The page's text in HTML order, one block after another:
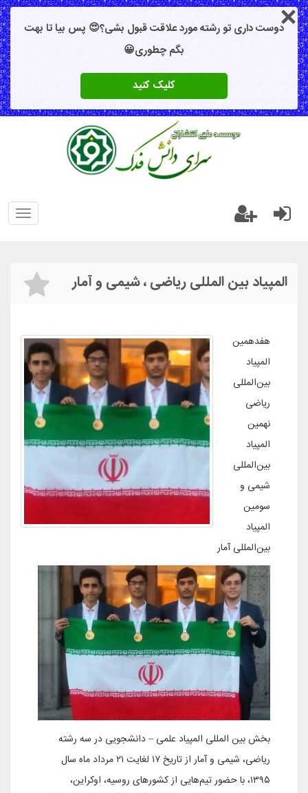
دوست داری تو رشته مورد علاقت قبول بشی؟😍 پس بیا تا بهت
بگم چطوری😀
کلیک کنید
المپیاد بین‌ المللی ریاضی ، شیمی و آمار
هفدهمین
المپیاد
بین‌المللی
ریاضی
نهمین
المپیاد
بین‌المللی
شیمی و
سومین
المپیاد
بین‌المللی آمار
بخش بین المللی المپیاد علمی – دانشجویی در سه رشته
ریاضی، شیمی و آمار از تاریخ ۱۷ لغایت ۲۱ مرداد ماه سال
۱۳۹۵، با حضور تیم‌هایی از کشورهای روسیه، اوکراین،